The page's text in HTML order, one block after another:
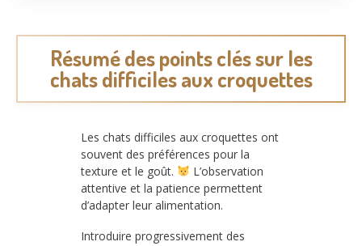
Résumé des points clés sur les
chats difficiles aux croquettes
Les chats difficiles aux croquettes ont
souvent des préférences pour la
texture et le goût.
L’observation
attentive et la patience permettent
d’adapter leur alimentation.
Introduire progressivement des